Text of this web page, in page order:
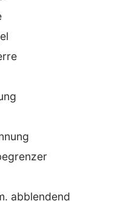
abblendend